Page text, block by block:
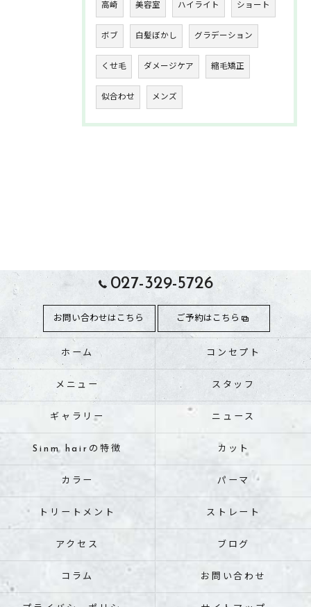
高崎 美容室 ハイライト ショート
ボブ 白髪ぼかし グラデーション
くせ毛 ダメージケア 縮毛矯正
似合わせ メンズ
027-329-5726
お問い合わせはこちら ご予約はこちら
ホーム コンセプト
メニュー スタッフ
ギャラリー ニュース
Sinm hairの特徴 カット
カラー パーマ
トリートメント ストレート
アクセス ブログ
コラム お問い合わせ